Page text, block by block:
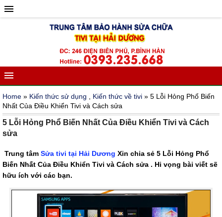
Home » Kiến thức sử dụng , Kiến thức về tivi » 5 Lỗi Hỏng Phổ Biến
Nhất Của Điều Khiển Tivi và Cách sửa
5 Lỗi Hỏng Phổ Biến Nhất Của Điều Khiển Tivi và Cách
sửa
Trung tâm Sửa tivi tại Hải Dương Xin chia sẻ 5 Lỗi Hỏng Phổ
Biến Nhất Của Điều Khiển Tivi và Cách sửa . Hi vọng bài viết sẽ
hữu ích với các bạn.